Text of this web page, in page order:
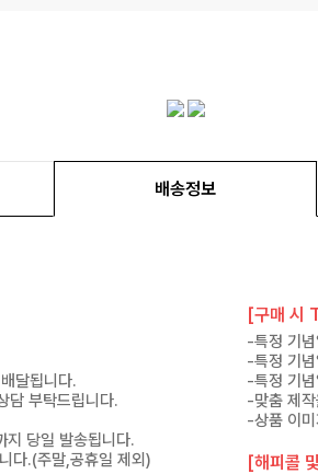
배송정보
달됩니다.
담 부탁드립니다.
당일 발송됩니다.
다.(주말,공휴일 제외)
[구매 시
-특정 기
-특정 기
-특정 기
-맞춤 제
-상품 이
[해피콜